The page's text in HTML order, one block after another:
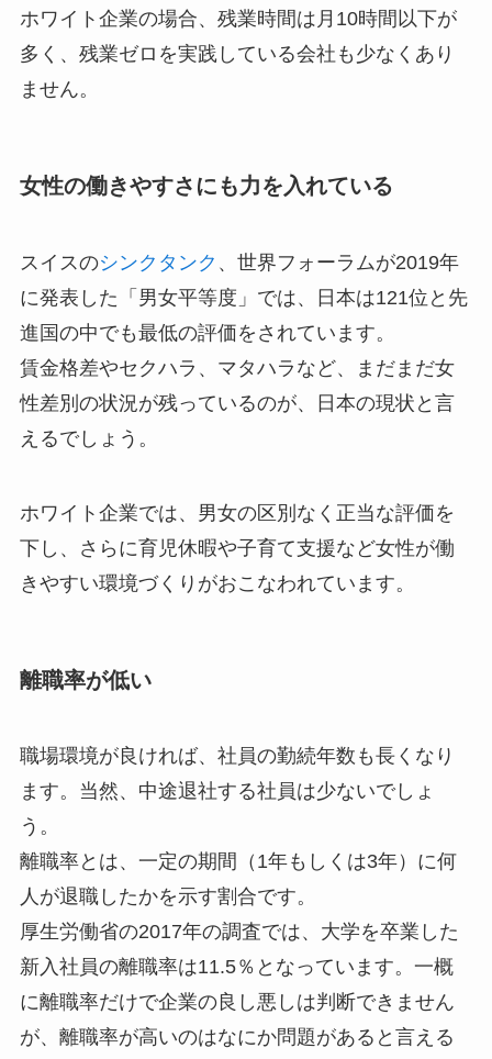
ホワイト企業の場合、残業時間は月10時間以下が
多く、残業ゼロを実践している会社も少なくあり
ません。
女性の働きやすさにも力を入れている
スイスのシンクタンク 、世界フォーラムが2019年
に発表した「男女平等度」では、日本は121位と先
進国の中でも最低の評価をされています。
賃金格差やセクハラ、マタハラなど、まだまだ女
性差別の状況が残っているのが、日本の現状と言
えるでしょう。
ホワイト企業では、男女の区別なく正当な評価を
下し、さらに育児休暇や子育て支援など女性が働
きやすい環境づくりがおこなわれています。
離職率が低い
職場環境が良ければ、社員の勤続年数も長くなり
ます。当然、中途退社する社員は少ないでしょ
う。
離職率とは、一定の期間（1年もしくは3年）に何
人が退職したかを示す割合です。
厚生労働省の2017年の調査では、大学を卒業した
新入社員の離職率は11.5％となっています。一概
に離職率だけで企業の良し悪しは判断できません
が、離職率が高いのはなにか問題があると言える